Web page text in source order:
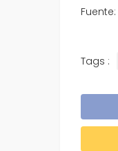
Fuente:
Tags :